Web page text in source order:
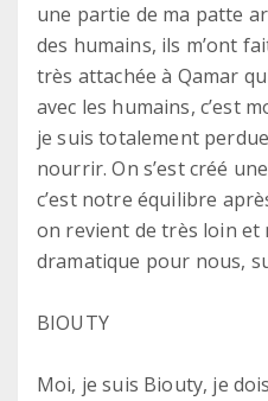
une partie de ma patte
des humains, ils m’ont
très attachée à Qamar
avec les humains, c’est
je suis totalement
nourrir. On s’est créé
c’est notre équilibre
on revient de très loin et
dramatique pour nous,
BIOUTY
Moi, je suis Biouty, je dois